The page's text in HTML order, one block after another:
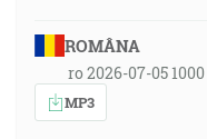
ROMÂNA
ro 2026-07-05 1000
MP3